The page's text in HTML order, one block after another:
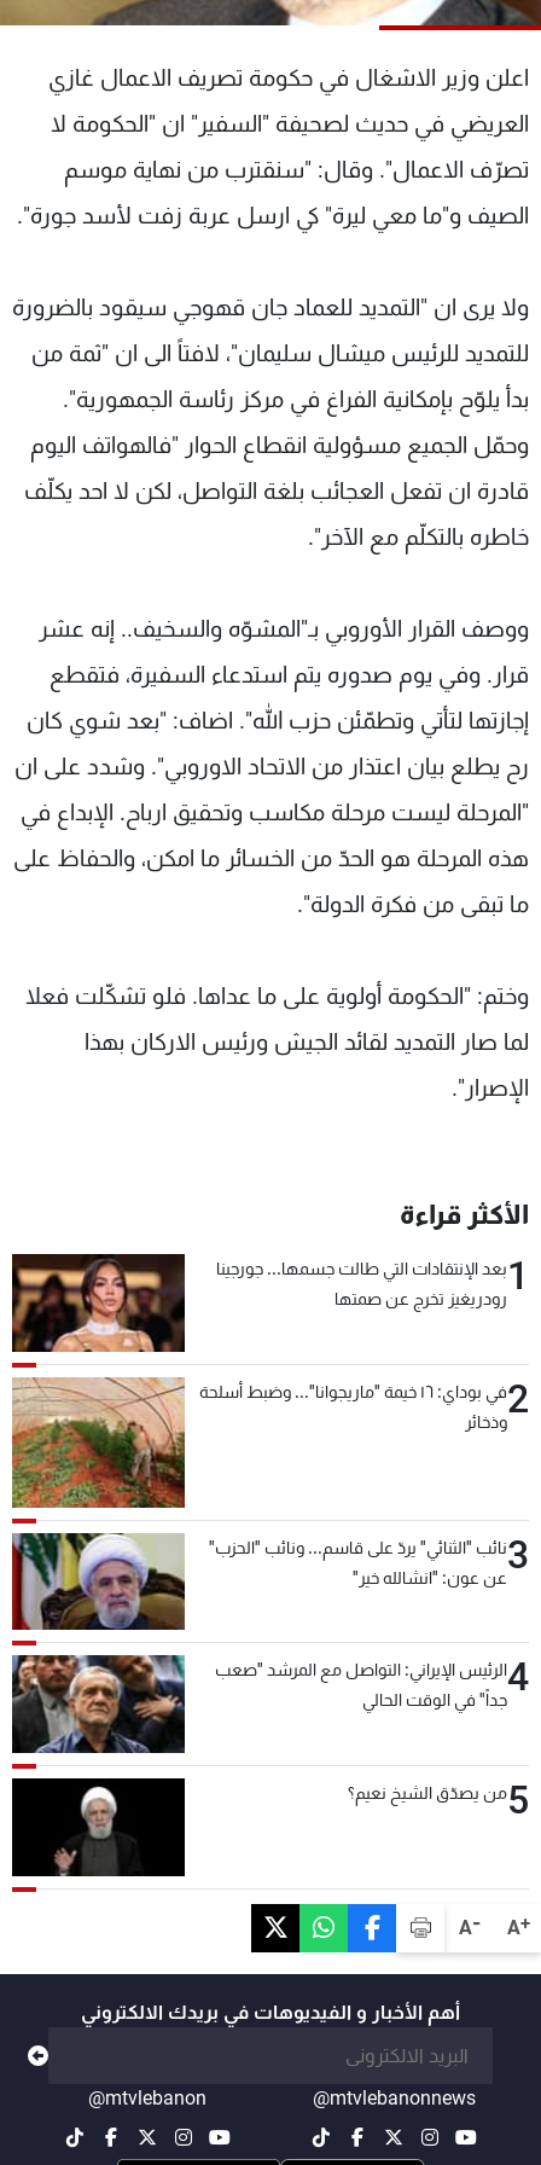
A+
A-
اعلن وزير الاشغال في حكومة تصريف الاعمال غازي
العريضي في حديث لصحيفة "السفير" ان "الحكومة لا
تصرّف الاعمال". وقال: "سنقترب من نهاية موسم
الصيف و"ما معي ليرة" كي ارسل عربة زفت لأسد جورة".
ولا يرى ان "التمديد للعماد جان قهوجي سيقود بالضرورة
للتمديد للرئيس ميشال سليمان"، لافتاً الى ان "ثمة من
بدأ يلوّح بإمكانية الفراغ في مركز رئاسة الجمهورية".
وحمّل الجميع مسؤولية انقطاع الحوار "فالهواتف اليوم
قادرة ان تفعل العجائب بلغة التواصل، لكن لا احد يكلّف
خاطره بالتكلّم مع الآخر".
ووصف القرار الأوروبي بـ"المشوّه والسخيف.. إنه عشر
قرار. وفي يوم صدوره يتم استدعاء السفيرة، فتقطع
إجازتها لتأتي وتطمّئن حزب الله". اضاف: "بعد شوي كان
رح يطلع بيان اعتذار من الاتحاد الاوروبي". وشدد على ان
"المرحلة ليست مرحلة مكاسب وتحقيق ارباح. الإبداع في
هذه المرحلة هو الحدّ من الخسائر ما امكن، والحفاظ على
ما تبقى من فكرة الدولة".
وختم: "الحكومة أولوية على ما عداها. فلو تشكّلت فعلا
لما صار التمديد لقائد الجيش ورئيس الاركان بهذا
الإصرار".
الأكثر قراءة
1بعد الإنتقادات التي طالت جسمها... جورجينا
رودريغيز تخرج عن صمتها
2
في بوداي: ١٦ خيمة "ماريجوانا"... وضبط أسلحة
وذخائر
3نائب "الثنائي" يردّ على قاسم... ونائب "الحزب"
عن عون: "انشالله خير"
4الرئيس الإيراني: التواصل مع المرشد "صعب
جداً" في الوقت الحالي
5من يصدّق الشيخ نعيم؟
أهم الأخبار و الفيديوهات في بريدك الالكتروني
@mtvlebanonnews
@mtvlebanon
شاهد البرامج
عن MTV
الإنـتـاج
لاعلاناتكم
وظائف
تواصل معنا
شروط الإسـتخدام
سياسة الخصوصية